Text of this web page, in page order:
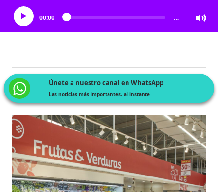
00:00 …
Únete a nuestro canal en WhatsApp
Las noticias más importantes, al instante